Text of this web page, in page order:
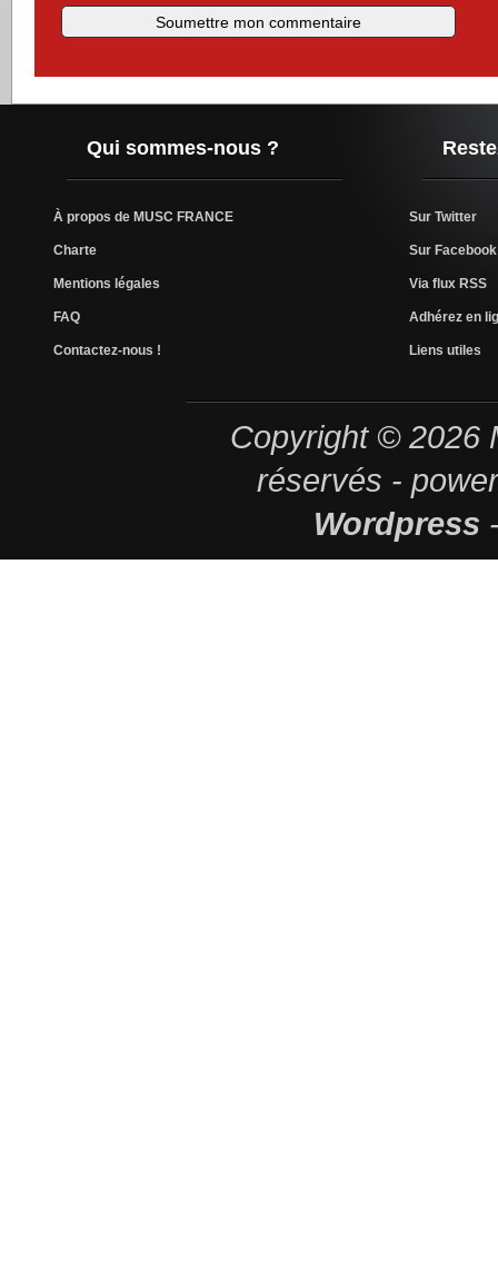
Qui sommes-nous ?
À propos de MUSC FRANCE
Charte
Mentions légales
FAQ
Contactez-nous !
Sur Twitter
Sur Facebook
Via flux RSS
Adhérez en
Liens utiles
Copyright © 2026
réservés -
Wordpress